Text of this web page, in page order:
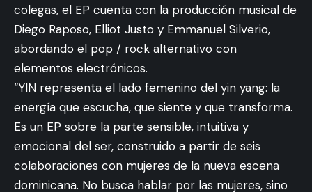
colegas, el EP cuenta con la producción musical de
Diego Raposo, Elliot Justo y Emmanuel Silverio,
abordando el pop / rock alternativo con
elementos electrónicos.
“YIN representa el lado femenino del yin yang: la
energía que escucha, que siente y que transforma.
Es un EP sobre la parte sensible, intuitiva y
emocional del ser, construido a partir de seis
colaboraciones con mujeres de la nueva escena
dominicana. No busca hablar por las mujeres, sino